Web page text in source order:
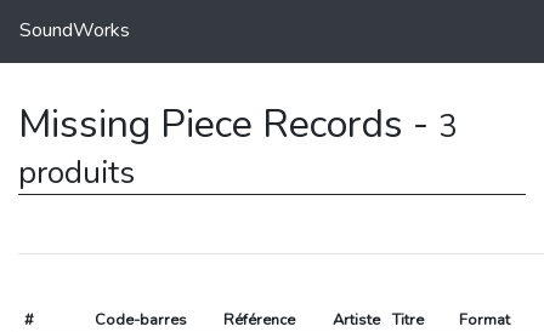
SoundWorks
Missing Piece Records - 3
produits
# Code-barres Référence Artiste Titre
Format